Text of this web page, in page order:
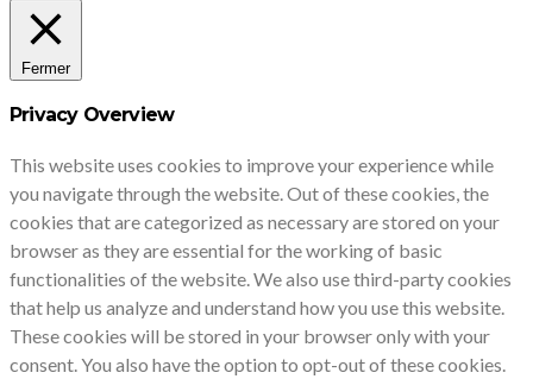
Fermer
Privacy Overview
This website uses cookies to improve your experience while
you navigate through the website. Out of these cookies, the
cookies that are categorized as necessary are stored on your
browser as they are essential for the working of basic
functionalities of the website. We also use third-party cookies
that help us analyze and understand how you use this website.
These cookies will be stored in your browser only with your
consent. You also have the option to opt-out of these cookies.